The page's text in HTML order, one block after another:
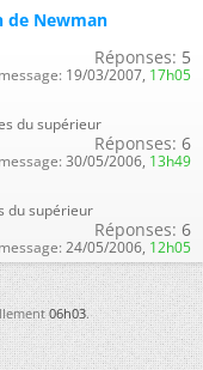
de Newman
Réponses: 5
19/03/2007, 17h05
du supérieur
Réponses: 6
30/05/2006, 13h49
du supérieur
Réponses: 6
24/05/2006, 12h05
06h03.